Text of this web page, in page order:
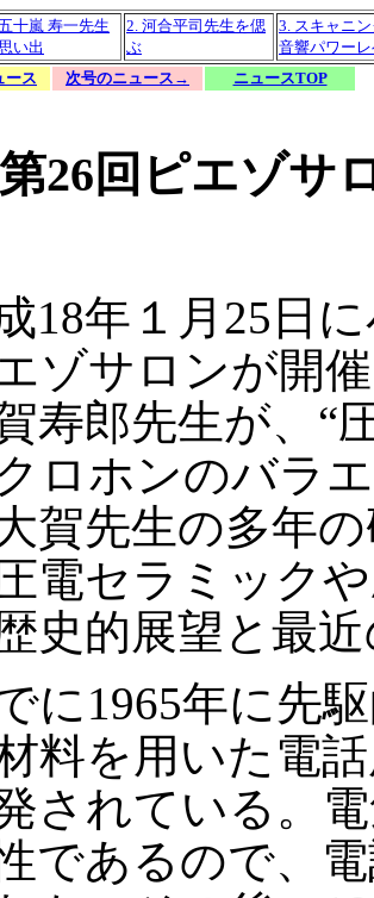
十嵐 寿一先生
い出
2. 河合平司先生を偲
ぶ
3. スキャニ
音響パワー
ース
次号のニュース→ ニュースTOP
第26回ピエゾサ
18年１月25日
ゾサロンが開
寿郎先生が、“
ロホンのバラ
賀先生の多年
電セラミック
史的展望と最
に1965年に先
料を用いた電
されている。
であるので、